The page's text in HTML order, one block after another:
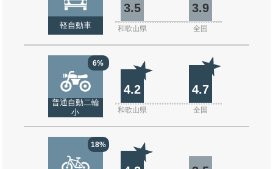
軽自動車
3.5 3.9
和歌山県 全国
6%
普通自動二輪
小
4.2 4.7
和歌山県 全国
18%